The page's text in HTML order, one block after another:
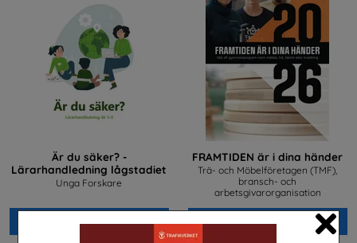
Är du säker? -
Lärarhandledning lågstadiet
Unga Forskare
Beställ 0kr
FRAMTIDEN är i dina händer
Trä- och Möbelföretagen (TMF),
bransch- och
arbetsgivarorganisation
Beställ 0kr